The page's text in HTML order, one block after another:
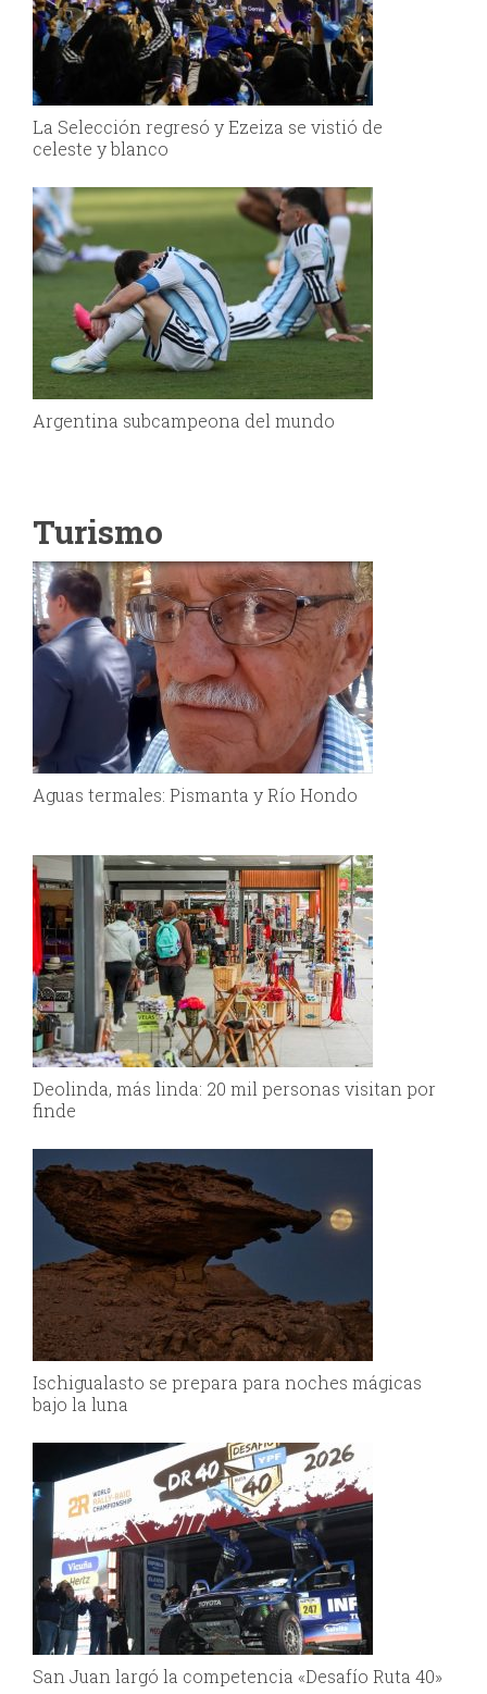
La Selección regresó y Ezeiza se vistió de
celeste y blanco
Argentina subcampeona del mundo
Turismo
Aguas termales: Pismanta y Río Hondo
Deolinda, más linda: 20 mil personas visitan por
finde
Ischigualasto se prepara para noches mágicas
bajo la luna
San Juan largó la competencia «Desafío Ruta 40»